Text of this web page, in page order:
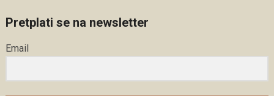
Pretplati se na newsletter
Email